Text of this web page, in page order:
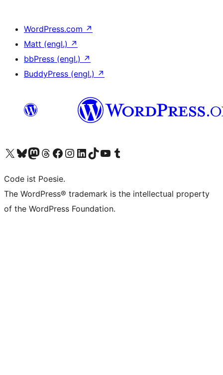
WordPress.com ↗
Matt (engl.) ↗
bbPress (engl.) ↗
BuddyPress (engl.) ↗
Das X-Konto (früher Twitter) von WordPress.org besuchen
Das Bluesky-Konto von WordPress.org besuchen
Das Mastodon-Konto von WordPress.org besuchen
Das Threads-Konto von WordPress.org besuchen
Die Facebook-Seite von WordPress.org besuchen
Das Instagram-Konto von WordPress.org besuchen
Das LinkedIn-Konto von WordPress.org besuchen
Das TikTok-Konto von WordPress.org besuchen
Den YouTube-Kanal von WordPress.org besuchen
Das Tumblr-Konto von WordPress.org besuchen
Code ist Poesie.
The WordPress® trademark is the intellectual property
of the WordPress Foundation.